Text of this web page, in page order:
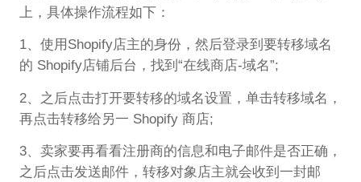
上，具体操作流程如下：
1、使用Shopify店主的身份，然后登录到要转移域名
的 Shopify店铺后台，找到“在线商店-域名”;
2、之后点击打开要转移的域名设置，单击转移域名，
再点击转移给另一 Shopify 商店;
3、卖家要再看看注册商的信息和电子邮件是否正确，
之后点击发送邮件，转移对象店主就会收到一封邮